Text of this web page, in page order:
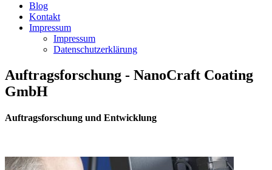
Blog
Kontakt
Impressum
Impressum
Datenschutzerklärung
Auftragsforschung - NanoCraft Coating
GmbH
Auftragsforschung und Entwicklung